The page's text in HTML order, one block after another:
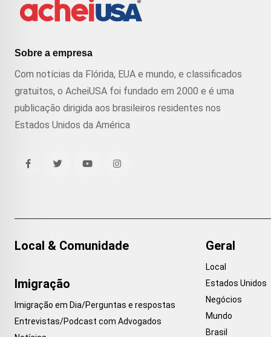
Sobre a empresa
Com notícias da Flórida, EUA e mundo, e classificados
gratuitos, o AcheiUSA foi fundado em 2000 e é uma
publicação dirigida aos brasileiros residentes nos
Estados Unidos da América
Local & Comunidade
Imigração
Imigração em Dia/Perguntas e respostas
Entrevistas/Podcast com Advogados
Geral
Local
Estados Unidos
Negócios
Mundo
Brasil